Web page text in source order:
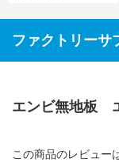
ファクトリーサ
エンビ無地板
この商品のレビュー